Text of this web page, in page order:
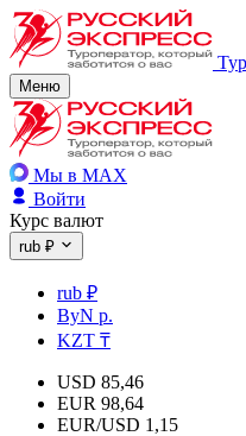
Меню
Мы в MAX
Войти
Курс валют
rub ₽
rub ₽
ByN р.
KZT ₸
USD 85,46
EUR 98,64
EUR/USD 1,15